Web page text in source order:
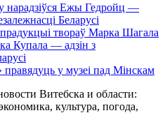
нарадзіўся Ежы Гедройц —
Беларусі
твораў Марка Шагала
Купала — адзін з
у музеі пад Мінскам
Витебска и области:
культура, погода,